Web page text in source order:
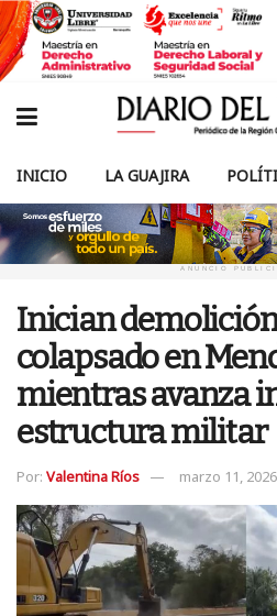
INICIO LA GUAJIRA
ANUNCIO
Inician
colapsado en
mientras avanza
estructura militar
Por: Valentina Ríos marzo 11, 2026